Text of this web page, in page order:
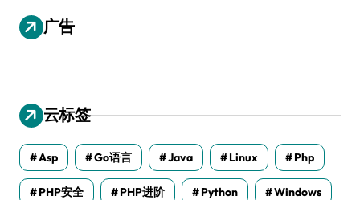
广告
云标签
Asp Go语言 Java Linux Php
PHP安全 PHP进阶 Python Windows